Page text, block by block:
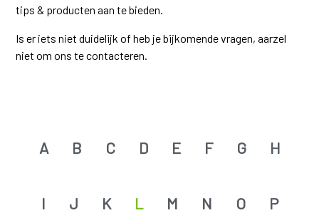
tips & producten aan te bieden.
Is er iets niet duidelijk of heb je bijkomende vragen, aarzel
niet om ons te contacteren.
A B C D E F G H
I J K L M N O P